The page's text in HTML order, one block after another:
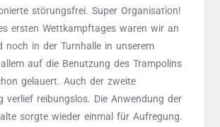
störungsfrei. Super Organisation!
ersten Wettkampftages waren wir an
noch in der Turnhalle in unserem
auf die Benutzung des Trampolins
gelauert. Auch der zweite
verlief reibungslos. Die Anwendung der
sorgte wieder einmal für Aufregung.